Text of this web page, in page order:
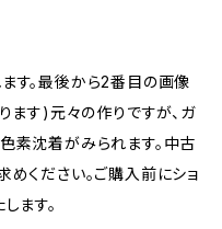
す。最後から2番目の画像
ます)元々の作りですが、ガ
素沈着がみられます。中古
ください。ご購入前にショ
ます。